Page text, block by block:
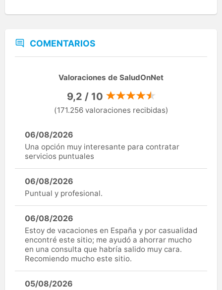
COMENTARIOS
Valoraciones de SaludOnNet
9,2 / 10
(171.256 valoraciones recibidas)
06/08/2026
Una opción muy interesante para contratar
servicios puntuales
06/08/2026
Puntual y profesional.
06/08/2026
Estoy de vacaciones en España y por casualidad
encontré este sitio; me ayudó a ahorrar mucho
en una consulta que habría salido muy cara.
Recomiendo mucho este sitio.
05/08/2026